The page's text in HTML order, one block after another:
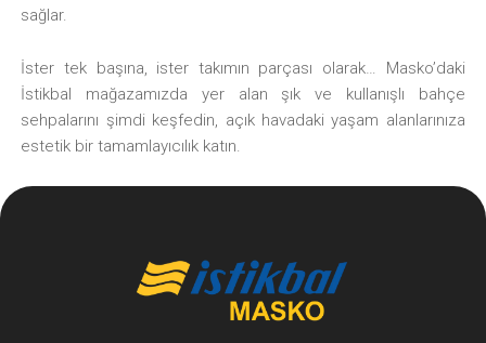
sağlar.
İster tek başına, ister takımın parçası olarak… Masko’daki
İstikbal mağazamızda yer alan şık ve kullanışlı bahçe
sehpalarını şimdi keşfedin, açık havadaki yaşam alanlarınıza
estetik bir tamamlayıcılık katın.